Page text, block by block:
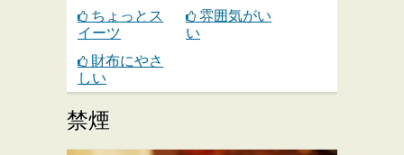
ちょっとス
イーツ
雰囲気がい
い
財布にやさ
しい
禁煙